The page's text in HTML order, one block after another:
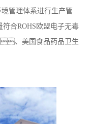
境管理体系进行生产管
合ROHS欧盟电子无毒
、美国食品药品卫生